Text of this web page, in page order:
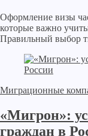
Оформление визы
которые важно
Правильный выбор
Миграционные
«Мигрон»:
граждан в